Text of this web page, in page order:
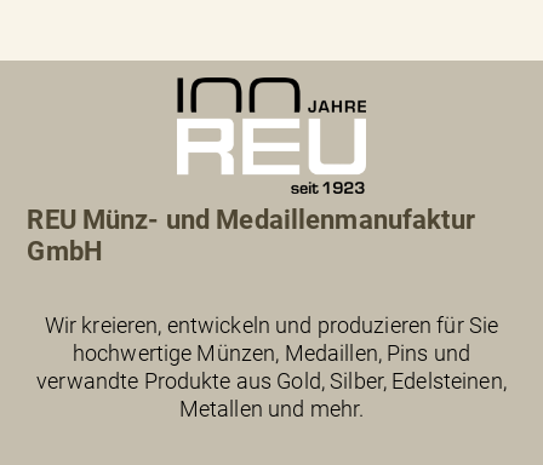
REU Münz- und Medaillenmanufaktur
GmbH
Wir kreieren, entwickeln und produzieren für Sie
hochwertige Münzen, Medaillen, Pins und
verwandte Produkte aus Gold, Silber, Edelsteinen,
Metallen und mehr.